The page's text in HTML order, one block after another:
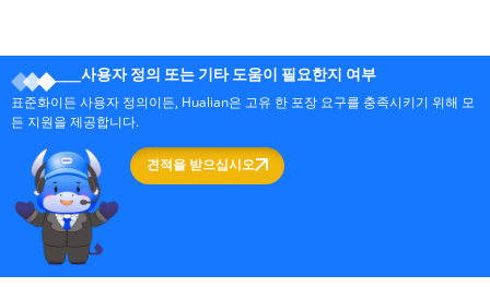
사용자 정의 또는 기타 도움이 필요한지 여부
표준화이든 사용자 정의이든, Hualian은 고유 한 포장 요구를 충족시키기 위해 모
든 지원을 제공합니다.
견적을 받으십시오